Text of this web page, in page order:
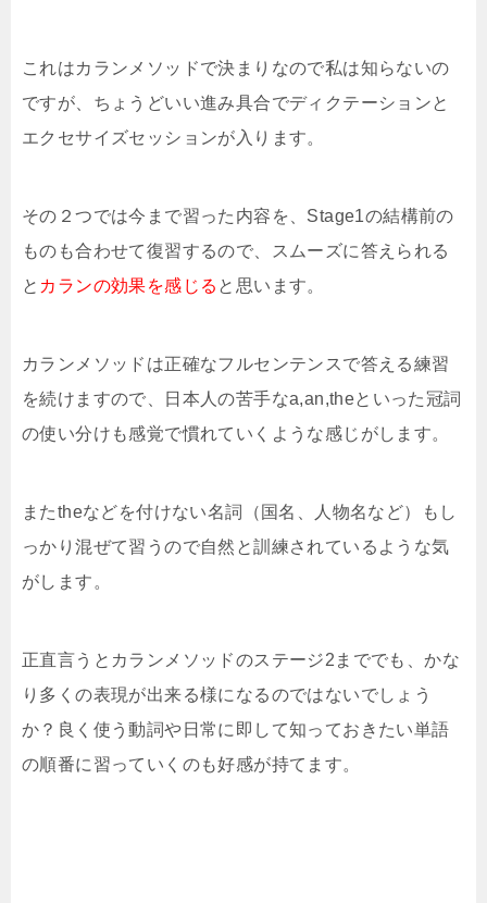
これはカランメソッドで決まりなので私は知らないの
ですが、ちょうどいい進み具合でディクテーションと
エクセサイズセッションが入ります。
その２つでは今まで習った内容を、Stage1の結構前の
ものも合わせて復習するので、スムーズに答えられる
と カランの効果を感じる と思います。
カランメソッドは正確なフルセンテンスで答える練習
を続けますので、日本人の苦手なa,an,theといった冠詞
の使い分けも感覚で慣れていくような感じがします。
またtheなどを付けない名詞（国名、人物名など）もし
っかり混ぜて習うので自然と訓練されているような気
がします。
正直言うとカランメソッドのステージ2まででも、かな
り多くの表現が出来る様になるのではないでしょう
か？良く使う動詞や日常に即して知っておきたい単語
の順番に習っていくのも好感が持てます。